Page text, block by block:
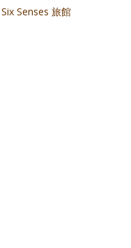
Senses 旅館